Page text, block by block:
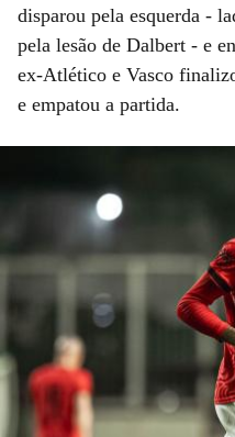
disparou pela esquerda -
pela lesão de Dalbert - e
ex-Atlético e Vasco
e empatou a partida.